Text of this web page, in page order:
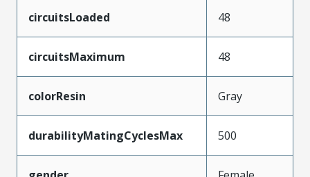
circuitsLoaded 48
circuitsMaximum 48
colorResin Gray
durabilityMatingCyclesMax 500